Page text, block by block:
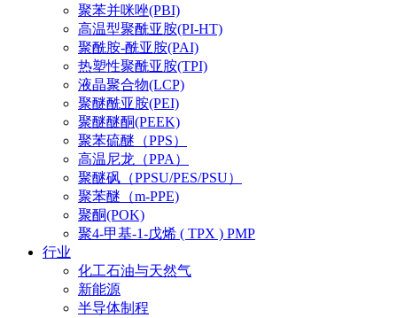
聚苯并咪唑(PBI)
高温型聚酰亚胺(PI-HT)
聚酰胺-酰亚胺(PAI)
热塑性聚酰亚胺(TPI)
液晶聚合物(LCP)
聚醚酰亚胺(PEI)
聚醚醚酮(PEEK)
聚苯硫醚（PPS）
高温尼龙（PPA）
聚醚砜（PPSU/PES/PSU）
聚苯醚（m-PPE)
聚酮(POK)
聚4-甲基-1-戊烯 ( TPX ) PMP
行业
化工石油与天然气
新能源
半导体制程